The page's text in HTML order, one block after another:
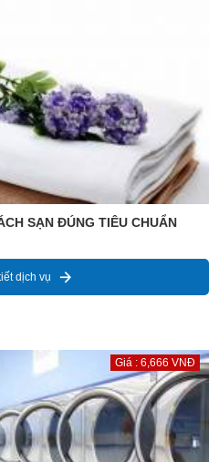
SẠN ĐÚNG TIÊU CHUẨN
dịch vụ
Giá : 6,666 VNĐ